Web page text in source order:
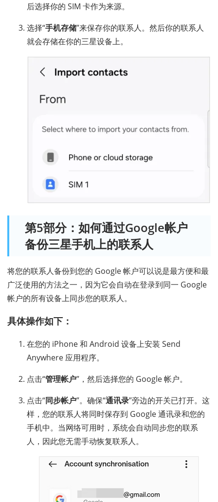
后选择你的 SIM 卡作为来源。
选择“手机存储”来保存你的联系人。然后你的联系人
就会存储在你的三星设备上。
第5部分：如何通过Google帐户
备份三星手机上的联系人
将您的联系人备份到您的 Google 帐户可以说是最方便和最
广泛使用的方法之一，因为它会自动在登录到同一 Google
帐户的所有设备上同步您的联系人。
具体操作如下：
在您的 iPhone 和 Android 设备上安装 Send
Anywhere 应用程序。
点击“管理帐户”，然后选择您的 Google 帐户。
点击“同步帐户”。确保“通讯录”旁边的开关已打开。这
样，您的联系人将同时保存到 Google 通讯录和您的
手机中。当网络可用时，系统会自动同步您的联系
人，因此您无需手动恢复联系人。